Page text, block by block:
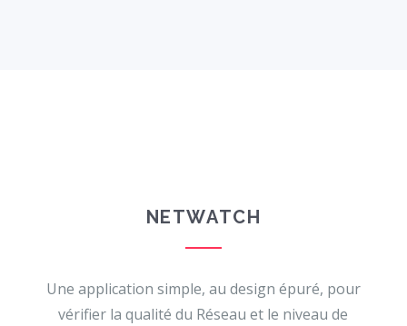
NETWATCH
Une application simple, au design épuré, pour
vérifier la qualité du Réseau et le niveau de